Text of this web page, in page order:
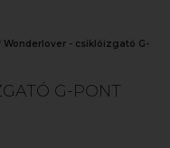
/Wonderlover - csiklóizgató G-
G-PONT